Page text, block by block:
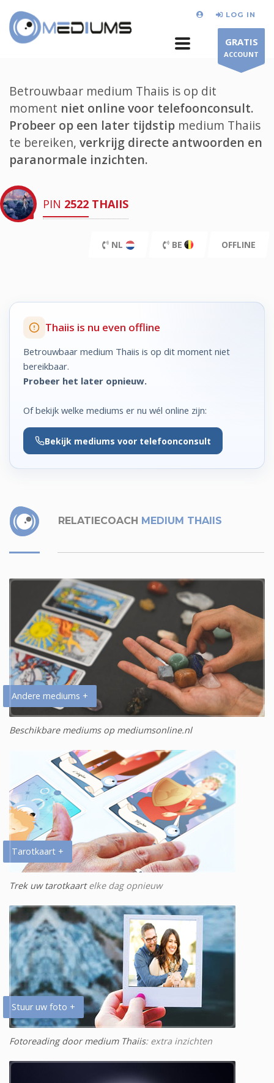
LOG IN
GRATIS
ACCOUNT
Betrouwbaar medium Thaiis is op dit
moment niet online voor telefoonconsult.
Probeer op een later tijdstip medium Thaiis
te bereiken, verkrijg directe antwoorden en
paranormale inzichten.
PIN 2522 THAIIS
NL BE OFFLINE
Thaiis is nu even offline
Betrouwbaar medium Thaiis is op dit moment niet
bereikbaar.
Probeer het later opnieuw.
Of bekijk welke mediums er nu wél online zijn:
Bekijk mediums voor telefoonconsult
RELATIECOACH MEDIUM THAIIS
Andere mediums +
Beschikbare mediums op mediumsonline.nl
Tarotkaart +
Trek uw tarotkaartelke dag opnieuw
Stuur uw foto +
Fotoreading door medium Thaiis: extra inzichten